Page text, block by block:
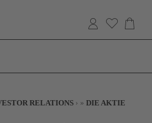
RELATIONS DIE AKTIE